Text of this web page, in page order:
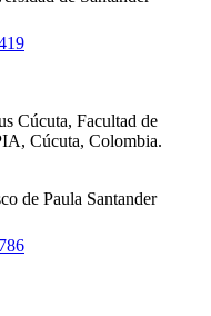
Cúcuta, Facultad de
Cúcuta, Colombia.
de Paula Santander